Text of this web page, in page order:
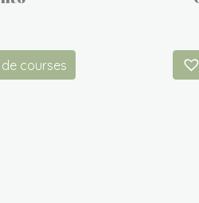
courses